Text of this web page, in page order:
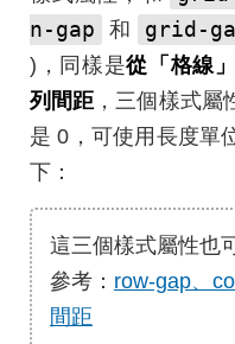
n-gap
和 grid-
)，同樣是從「格線
列間距 ，三個樣式
是 0，可使用長度單
下：
這三個樣式屬性也
參考： row-gap、
間距